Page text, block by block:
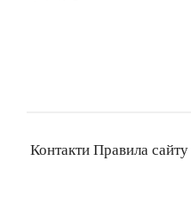
КонтактиПравила сайту